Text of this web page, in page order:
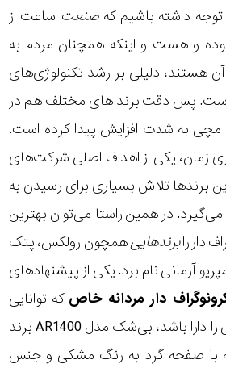
توجه داشته باشیم کهصنعت ساعت از
و هست و اینکه همچنان مردم به
هستند، دلیلی بر رشد تکنولوژی‌های
پس دقت برند های مختلف هم در
مچی به شدت افزایش پیدا کرده است.
زمان، یکی از اهداف اصلی شرکت‌های
برندها تلاش بسیاری برای رسیدن به
در همین راستا می‌توان بهترین
دار رابرندهاییهمچون رولکس، پتک
آرمانی نام برد. یکی از پیشنهادهای
دار مردانه خاص که توانایی
ست کردن با هر استایلی را دارا باشد، بی‌شک مدل AR1400 برند
با صفحه گرد به رنگ مشکی و جنس